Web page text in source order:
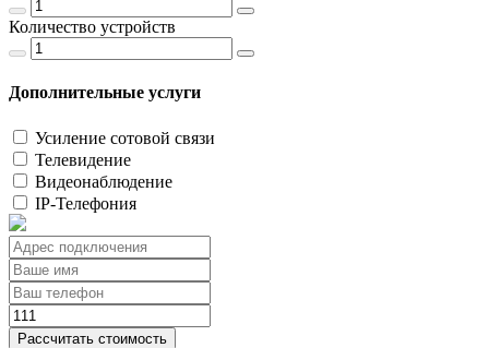
Количество устройств
Дополнительные услуги
Усиление сотовой связи
Телевидение
Видеонаблюдение
IP-Телефония
Рассчитать стоимость